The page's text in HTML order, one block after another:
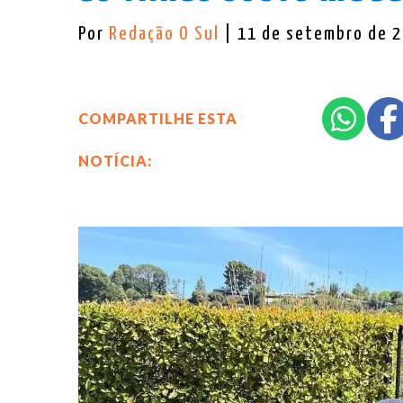
Por Redação O Sul | 11 de setembro de
COMPARTILHE ESTA
NOTÍCIA: